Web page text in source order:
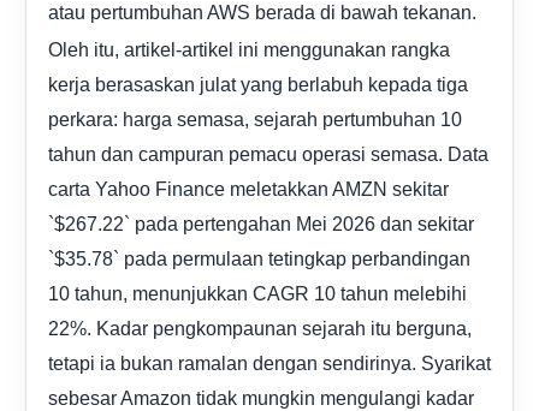
atau pertumbuhan AWS berada di bawah tekanan.
Oleh itu, artikel-artikel ini menggunakan rangka
kerja berasaskan julat yang berlabuh kepada tiga
perkara: harga semasa, sejarah pertumbuhan 10
tahun dan campuran pemacu operasi semasa. Data
carta Yahoo Finance meletakkan AMZN sekitar
`$267.22` pada pertengahan Mei 2026 dan sekitar
`$35.78` pada permulaan tetingkap perbandingan
10 tahun, menunjukkan CAGR 10 tahun melebihi
22%. Kadar pengkompaunan sejarah itu berguna,
tetapi ia bukan ramalan dengan sendirinya. Syarikat
sebesar Amazon tidak mungkin mengulangi kadar